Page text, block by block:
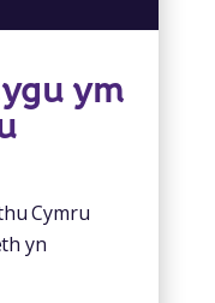
ym
Cymru
yn